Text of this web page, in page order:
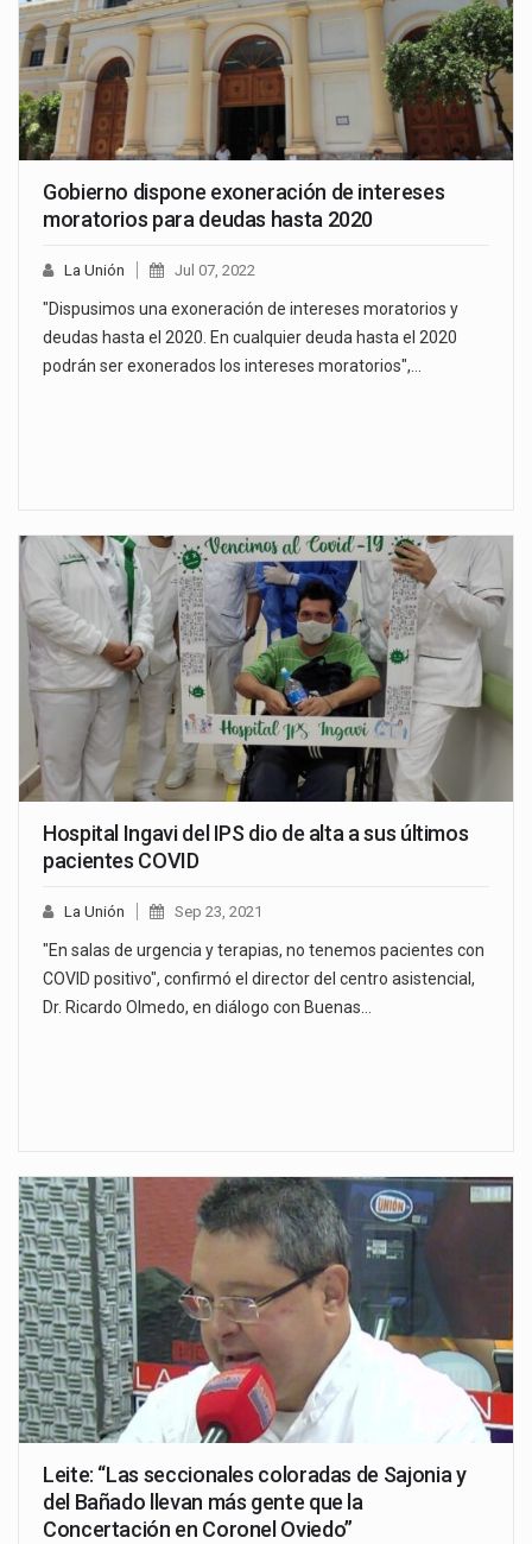
Gobierno dispone exoneración de intereses
moratorios para deudas hasta 2020
La Unión Jul 07, 2022
"Dispusimos una exoneración de intereses moratorios y
deudas hasta el 2020. En cualquier deuda hasta el 2020
podrán ser exonerados los intereses moratorios",…
Hospital Ingavi del IPS dio de alta a sus últimos
pacientes COVID
La Unión Sep 23, 2021
"En salas de urgencia y terapias, no tenemos pacientes con
COVID positivo", confirmó el director del centro asistencial,
Dr. Ricardo Olmedo, en diálogo con Buenas…
Leite: “Las seccionales coloradas de Sajonia y
del Bañado llevan más gente que la
Concertación en Coronel Oviedo”